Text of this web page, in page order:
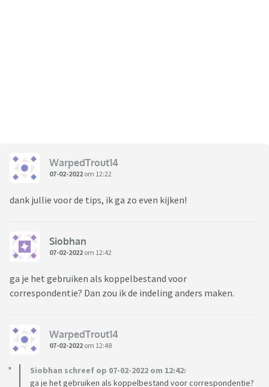
WarpedTrout14
07-02-2022 om 12:22
dank jullie voor de tips, ik ga zo even kijken!
Siobhan
07-02-2022 om 12:42
ga je het gebruiken als koppelbestand voor
correspondentie? Dan zou ik de indeling anders maken.
WarpedTrout14
07-02-2022 om 12:48
Siobhan schreef op 07-02-2022 om 12:42:
ga je het gebruiken als koppelbestand voor correspondentie?